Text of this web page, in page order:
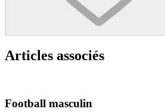
Articles associés
Football masculin